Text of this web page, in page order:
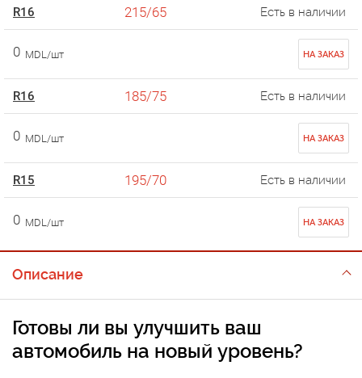
R16 215/65 Есть в наличии
0 MDL/шт НА ЗАКАЗ
R16 185/75 Есть в наличии
0 MDL/шт НА ЗАКАЗ
R15 195/70 Есть в наличии
0 MDL/шт НА ЗАКАЗ
Описание
Готовы ли вы улучшить ваш
автомобиль на новый уровень?